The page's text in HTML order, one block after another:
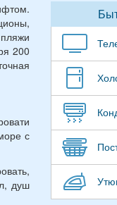
200
с
душ